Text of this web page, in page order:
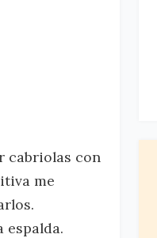
cabriolas con
me
espalda.